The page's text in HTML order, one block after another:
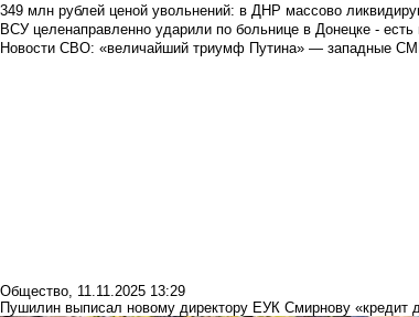
349 млн рублей ценой увольнений: в ДНР массово
ВСУ целенаправленно ударили по больнице в Донецке - есть
Новости СВО: «величайший триумф Путина» — западные
Общество 11.11.2025 13:29
Пушилин выписал новому директору ЕУК Смирнову «кредит